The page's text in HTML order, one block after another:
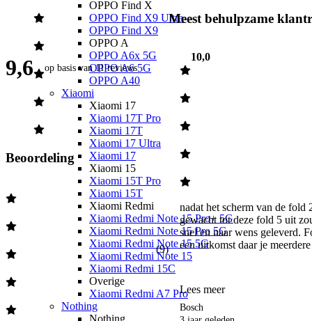
OPPO Find X
OPPO Find X9 Ultra
OPPO Find X9
OPPO A
OPPO A6x 5G
OPPO A6 5G
OPPO A40
Xiaomi
Xiaomi 17
Xiaomi 17T Pro
Xiaomi 17T
Xiaomi 17 Ultra
Xiaomi 17
Xiaomi 15
Xiaomi 15T Pro
Xiaomi 15T
Xiaomi Redmi
Xiaomi Redmi Note 15 Pro+ 5G
Xiaomi Redmi Note 15 Pro 5G
Xiaomi Redmi Note 15 5G
Xiaomi Redmi Note 15
Xiaomi Redmi 15C
Overige
Xiaomi Redmi A7 Pro
Nothing
Nothing
9,6 op basis van11 reviews
Beoordeling
(9)
Meest behulpzame
10,0
nadat het scherm van de fold
gewacht tot deze fold 5 uit
snel en naar wens geleverd.
een uitkomst daar je
Lees meer
Bosch